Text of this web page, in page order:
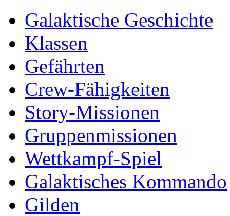
Galaktische Geschichte
Klassen
Gefährten
Crew-Fähigkeiten
Story-Missionen
Gruppenmissionen
Wettkampf-Spiel
Galaktisches Kommando
Gilden